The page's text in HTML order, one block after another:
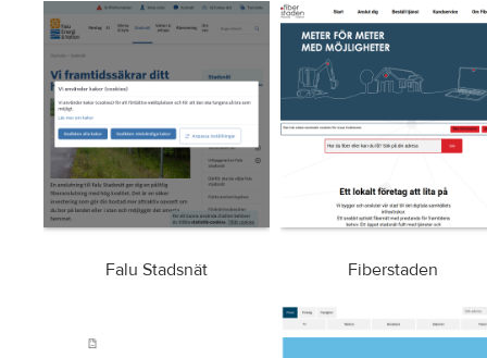
Falu Stadsnät Fiberstaden